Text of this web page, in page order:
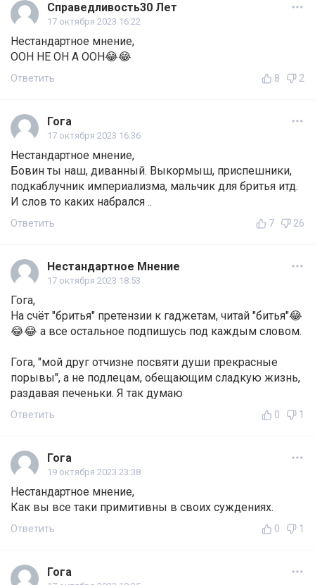
Справедливость30 Лет
17 октября 2023 16:22
Нестандартное мнение,
ООН НЕ ОН А ООН😂😂
Ответить 8 2
Гога
17 октября 2023 16:36
Нестандартное мнение,
Бовин ты наш, диванный. Выкормыш, приспешники,
подкаблучник империализма, мальчик для бритья итд.
И слов то каких набрался ..
Ответить 7 26
Нестандартное Мнение
17 октября 2023 18:53
Гога,
На счёт "бритья" претензии к гаджетам, читай "битья"😂
😂😂 а все остальное подпишусь под каждым словом.
Гога, "мой друг отчизне посвяти души прекрасные
порывы", а не подлецам, обещающим сладкую жизнь,
раздавая печеньки. Я так думаю
Ответить 0 1
Гога
19 октября 2023 23:38
Нестандартное мнение,
Как вы все таки примитивны в своих суждениях.
Ответить 0 1
Гога